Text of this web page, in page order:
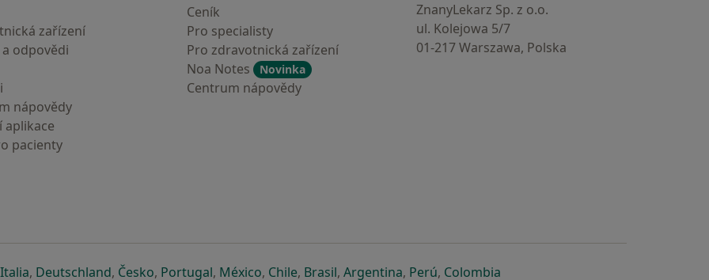
zařízení
odpovědi
nápovědy
aplikace
pacienty
Ceník
Pro specialisty
Pro zdravotnická zařízení
Noa Notes
Novinka
Centrum nápovědy
ZnanyLekarz Sp. z o.o.
ul. Kolejowa 5/7
01-217 Warszawa, Polska
nové záložce
otevře v nové záložce
Italiase otevře v nové záložce
, Deutschlandse otevře v nové záložce
, Českose otevře v nové záložce
, Portugalse otevře v nové záložce
, Méxicose otevře v nové záložce
, Chilese otevře v nové záložce
, Brasilse otevře v nové záložce
, Argentinase otevře v nové záložce
, Perúse otevře v nové záložce
, Colombiase otevře v nové záložce